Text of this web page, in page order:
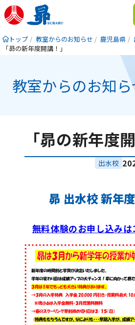
トップ 教室からのお知らせ 鹿児島県
「昴の新年度開講！」
教室からのお知ら
「昴の新年度
出水校
昴 出水校 新年
無料体験のお申し込みは